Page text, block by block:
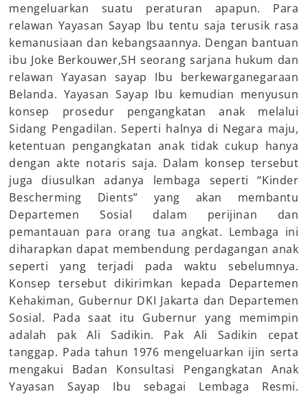
mengeluarkan suatu peraturan apapun. Para
relawan Yayasan Sayap Ibu tentu saja terusik rasa
kemanusiaan dan kebangsaannya. Dengan bantuan
ibu Joke Berkouwer,SH seorang sarjana hukum dan
relawan Yayasan sayap Ibu berkewarganegaraan
Belanda. Yayasan Sayap Ibu kemudian menyusun
konsep prosedur pengangkatan anak melalui
Sidang Pengadilan. Seperti halnya di Negara maju,
ketentuan pengangkatan anak tidak cukup hanya
dengan akte notaris saja. Dalam konsep tersebut
juga diusulkan adanya lembaga seperti “Kinder
Bescherming Dients” yang akan membantu
Departemen Sosial dalam perijinan dan
pemantauan para orang tua angkat. Lembaga ini
diharapkan dapat membendung perdagangan anak
seperti yang terjadi pada waktu sebelumnya.
Konsep tersebut dikirimkan kepada Departemen
Kehakiman, Gubernur DKI Jakarta dan Departemen
Sosial. Pada saat itu Gubernur yang memimpin
adalah pak Ali Sadikin. Pak Ali Sadikin cepat
tanggap. Pada tahun 1976 mengeluarkan ijin serta
mengakui Badan Konsultasi Pengangkatan Anak
Yayasan Sayap Ibu sebagai Lembaga Resmi.